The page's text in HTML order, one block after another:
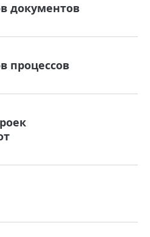
документов
процессов